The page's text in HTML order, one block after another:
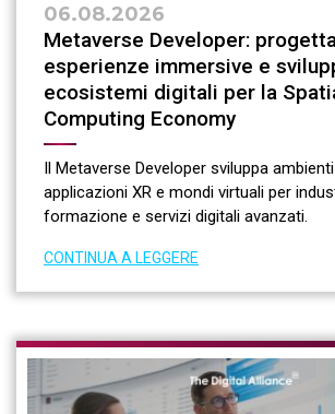
06.08.2026
Metaverse Developer:
esperienze immersive e
ecosistemi digitali per la
Computing Economy
Il Metaverse Developer sviluppa
applicazioni XR e mondi virtuali per
formazione e servizi digitali avanzati.
CONTINUA A LEGGERE